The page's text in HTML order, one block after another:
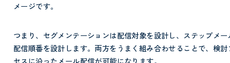
メージです。
つまり、セグメンテーションは配信対象を設計し、ステップメー
配信順番を設計します。両方をうまく組み合わせることで、検討